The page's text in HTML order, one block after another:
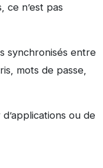
ce n’est pas
synchronisés entre
mots de passe,
ou de